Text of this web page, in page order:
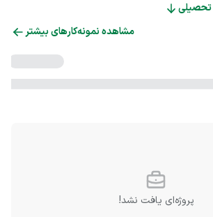
تحصیلی
مشاهده نمونه‌کارهای بیشتر
پروژه‌ای یافت نشد!